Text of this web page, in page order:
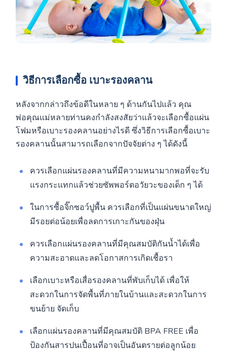
วิธีการเลือกซื้อ เบาะรองคลาน
หลังจากกล่าวถึงข้อดีในหลาย ๆ ด้านกันไปแล้ว คุณ
พ่อคุณแม่หลายท่านคงกำลังสงสัยว่าแล้วจะเลือกซื้อแผ่น
โฟมหรือเบาะรองคลานอย่างไรดี ซึ่งวิธีการเลือกซื้อเบาะ
รองคลานนั้นสามารถเลือกจากปัจจัยต่าง ๆ ได้ดังนี้
ควรเลือกแผ่นรองคลานที่มีความหนามากพอที่จะรับ
แรงกระแทกแล้วช่วยซัพพอร์ตอวัยวะของเด็ก ๆ ได้
ในการซื้อจิ๊กซอว์ปูพื้น ควรเลือกที่เป็นแผ่นขนาดใหญ่
มีรอยต่อน้อยเพื่อลดการเกาะกันของฝุ่น
ควรเลือกแผ่นรองคลานที่มีคุณสมบัติกันน้ำได้เพื่อ
ความสะอาดและลดโอกาสการเกิดเชื้อรา
เลือกเบาะหรือเสื่อรองคลานที่พับเก็บได้ เพื่อให้
สะดวกในการจัดพื้นที่ภายในบ้านและสะดวกในการ
ขนย้าย จัดเก็บ
เลือกแผ่นรองคลานที่มีคุณสมบัติ BPA FREE เพื่อ
ป้องกันสารปนเปื้อนที่อาจเป็นอันตรายต่อลูกน้อย